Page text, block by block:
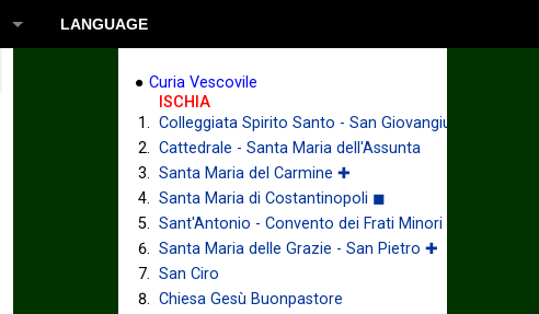
LANGUAGE
● Curia Vescovile
ISCHIA
Colleggiata Spirito Santo - San Giovangiuseppe
Cattedrale - Santa Maria dell'Assunta
Santa Maria del Carmine ✚
Santa Maria di Costantinopoli ◼
Sant'Antonio - Convento dei Frati Minori ✚
Santa Maria delle Grazie - San Pietro ✚
San Ciro
Chiesa Gesù Buonpastore